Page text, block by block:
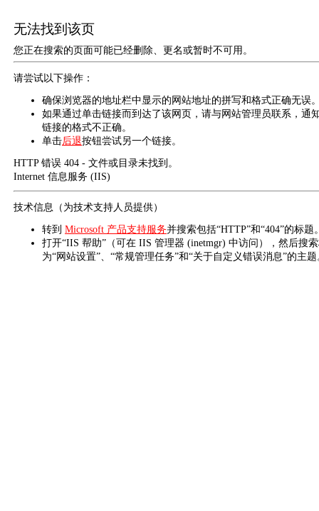
无法找到该页
您正在搜索的页面可能已经删除、更名或暂时不可用。
请尝试以下操作：
确保浏览器的地址栏中显示的网站地址的拼写和格式正确无误
如果通过单击链接而到达了该网页，请与网站管理员联系，通
链接的格式不正确。
单击后退按钮尝试另一个链接。
HTTP 错误 404 - 文件或目录未找到。
Internet 信息服务 (IIS)
技术信息（为技术支持人员提供）
转到 Microsoft 产品支持服务并搜索包括“HTTP”和“404”的标题
打开“IIS 帮助”（可在 IIS 管理器 (inetmgr) 中访问），然后搜
为“网站设置”、“常规管理任务”和“关于自定义错误消息”的主题